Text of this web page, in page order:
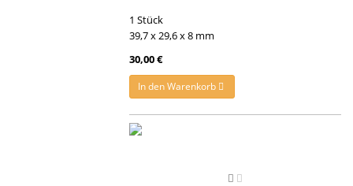
1 Stück
39,7 x 29,6 x 8 mm
30,00 €
In den Warenkorb